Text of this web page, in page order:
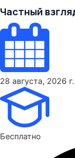
Частный
28 августа, 2026 г.
Бесплатно